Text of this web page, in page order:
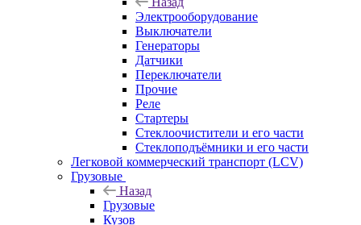
Электрооборудование
Выключатели
Генераторы
Датчики
Переключатели
Прочие
Реле
Стартеры
Стеклоочистители и его части
Стеклоподъёмники и его части
Легковой коммерческий транспорт (LCV)
Грузовые
Назад
Грузовые
Кузов